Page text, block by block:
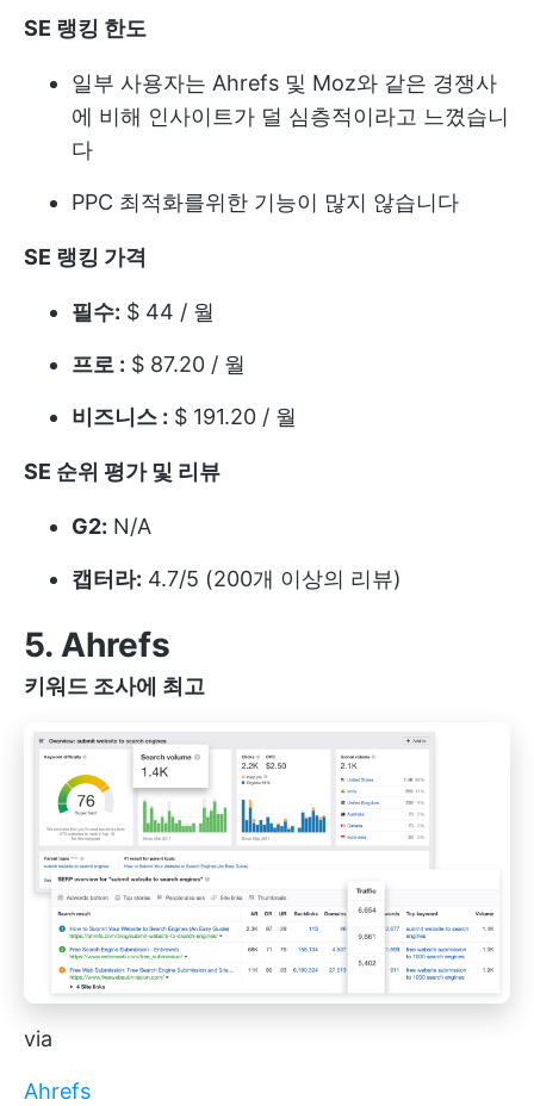
SE 랭킹 한도
일부 사용자는 Ahrefs 및 Moz와 같은 경쟁사
에 비해 인사이트가 덜 심층적이라고 느꼈습니
다
PPC 최적화를위한 기능이 많지 않습니다
SE 랭킹 가격
필수: $ 44 / 월
프로 : $ 87.20 / 월
비즈니스 : $ 191.20 / 월
SE 순위 평가 및 리뷰
G2: N/A
캡터라: 4.7/5 (200개 이상의 리뷰)
5. Ahrefs
키워드 조사에 최고
via
Ahrefs